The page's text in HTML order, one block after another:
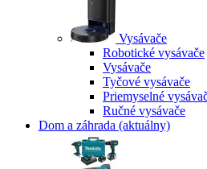
Vysávače
Robotické vysávače
Vysávače
Tyčové vysávače
Priemyselné
Ručné vysávače
Dom a záhrada (aktuálny)